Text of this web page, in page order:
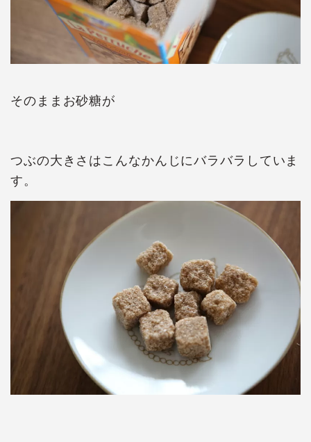
そのままお砂糖が
つぶの大きさはこんなかんじにバラバラしていま
す。